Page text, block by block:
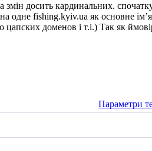
змін досить кардинальних.
одне fishing.kyiv.ua як основне
доменов і т.і.) Так як
Параметри